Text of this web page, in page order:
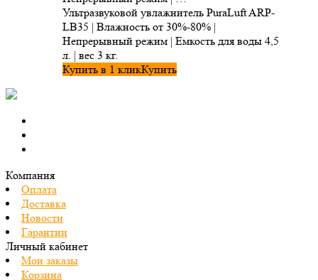
Ультразвуковой увлажнитель PuraLuft ARP-
LB35 | Влажность от 30%-80% |
Непрерывный режим | Емкость для воды 4,5
л. | вес 3 кг.
Купить в 1 кликКупить
Компания
Оплата
Доставка
Новости
Гарантии
Личный кабинет
Мои заказы
Корзина